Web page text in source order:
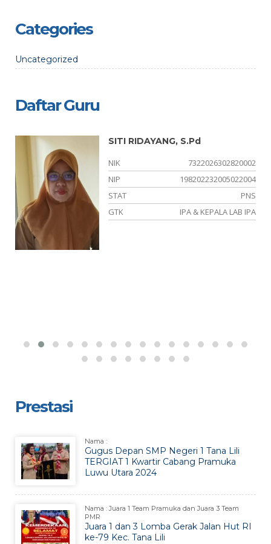
Categories
Uncategorized
Daftar Guru
SITI RIDAYANG, S.Pd
NIK
7322026302820002
NIP
198202232005022004
STAT
PNS
GTK
IPA & KEPALA LAB IPA
Prestasi
Nama :
Gugus Depan SMP Negeri 1 Tana Lili
TERGIAT 1 Kwartir Cabang Pramuka
Luwu Utara 2024
Nama : Juara 1 Team Pramuka dan Juara 3 Team
PMR
Juara 1 dan 3 Lomba Gerak Jalan Hut RI
ke-79 Kec. Tana Lili